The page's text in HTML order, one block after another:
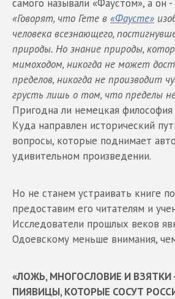
самого называли «Фаустом», а он -
«Говорят, что Гете в «Фаусте»
человека всезнающего,
природы. Но знание природы,
мимоходом, никогда не может
пределов, никогда не производит
грусть лишь о том, что пределы
Пригодна ли немецкая философия
Куда направлен исторический
вопросы, которые поднимает
удивительном произведении.
Но не станем устраивать книге
предоставим его читателям и
Исследователи прошлых веков
Одоевскому меньше внимания,
«ЛОЖЬ, МНОГОСЛОВИЕ И ВЗЯТКИ
ПИЯВИЦЫ, КОТОРЫЕ СОСУТ